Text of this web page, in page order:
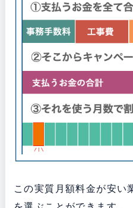
この実質月額料金が安い